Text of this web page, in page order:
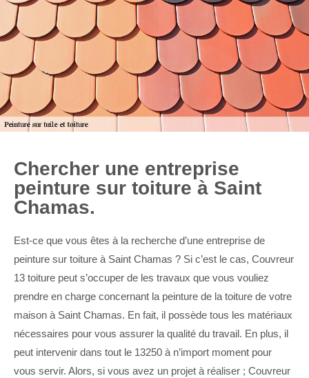
Chercher une entreprise
peinture sur toiture à Saint
Chamas.
Est-ce que vous êtes à la recherche d’une entreprise de
peinture sur toiture à Saint Chamas ? Si c’est le cas, Couvreur
13 toiture peut s’occuper de les travaux que vous vouliez
prendre en charge concernant la peinture de la toiture de votre
maison à Saint Chamas. En fait, il possède tous les matériaux
nécessaires pour vous assurer la qualité du travail. En plus, il
peut intervenir dans tout le 13250 à n’import moment pour
vous servir. Alors, si vous avez un projet à réaliser ; Couvreur